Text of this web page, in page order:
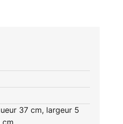
37 cm, largeur 5